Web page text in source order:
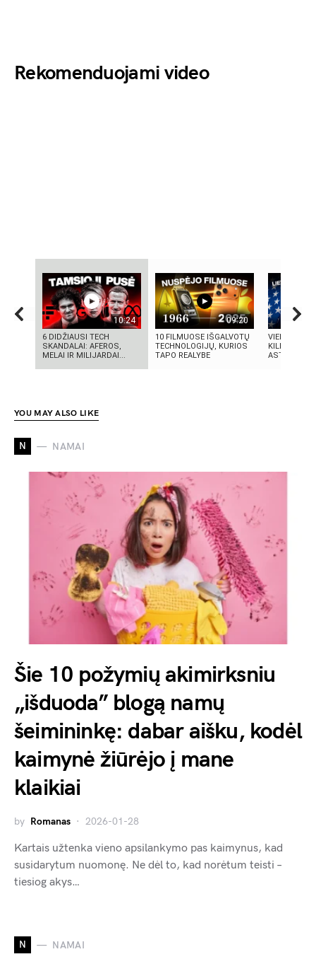
Rekomenduojami video
10:24
6 DIDŽIAUSI TECH
SKANDALAI: AFEROS,
MELAI IR MILIJARDAI...
09:20
10 FILMUOSE IŠGALVOTŲ
TECHNOLOGIJŲ, KURIOS
TAPO REALYBE
VIENINTELIS
KILMĖS
YOU MAY ALSO LIKE
N NAMAI
Šie 10 požymių akimirksniu
„išduoda” blogą namų
šeimininkę: dabar aišku, kodėl
kaimynė žiūrėjo į mane
klaikiai
by Romanas 2026-01-28
Kartais užtenka vieno apsilankymo pas kaimynus, kad
susidarytum nuomonę. Ne dėl to, kad norėtum teisti –
tiesiog akys…
N NAMAI